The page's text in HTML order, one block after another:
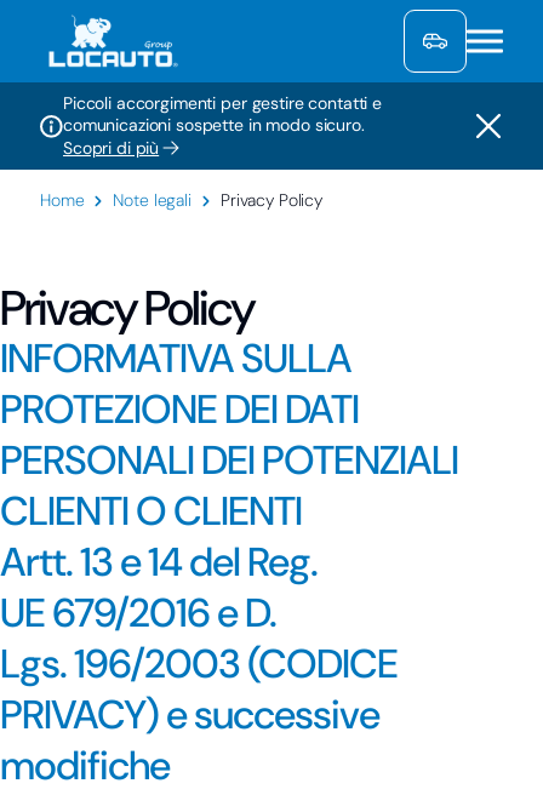
Piccoli accorgimenti per gestire contatti e
comunicazioni sospette in modo sicuro.
Scopri di più
Home Note legali Privacy Policy
Privacy Policy
INFORMATIVA SULLA
PROTEZIONE DEI DATI
PERSONALI DEI POTENZIALI
CLIENTI O CLIENTI
Artt. 13 e 14 del Reg.
UE 679/2016 e D.
Lgs. 196/2003 (CODICE
PRIVACY) e successive
modifiche